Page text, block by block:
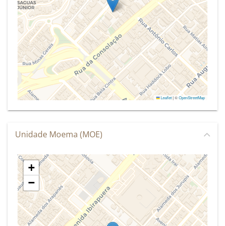
Leaflet|©OpenStreetMap
Unidade Moema (MOE)
+
−